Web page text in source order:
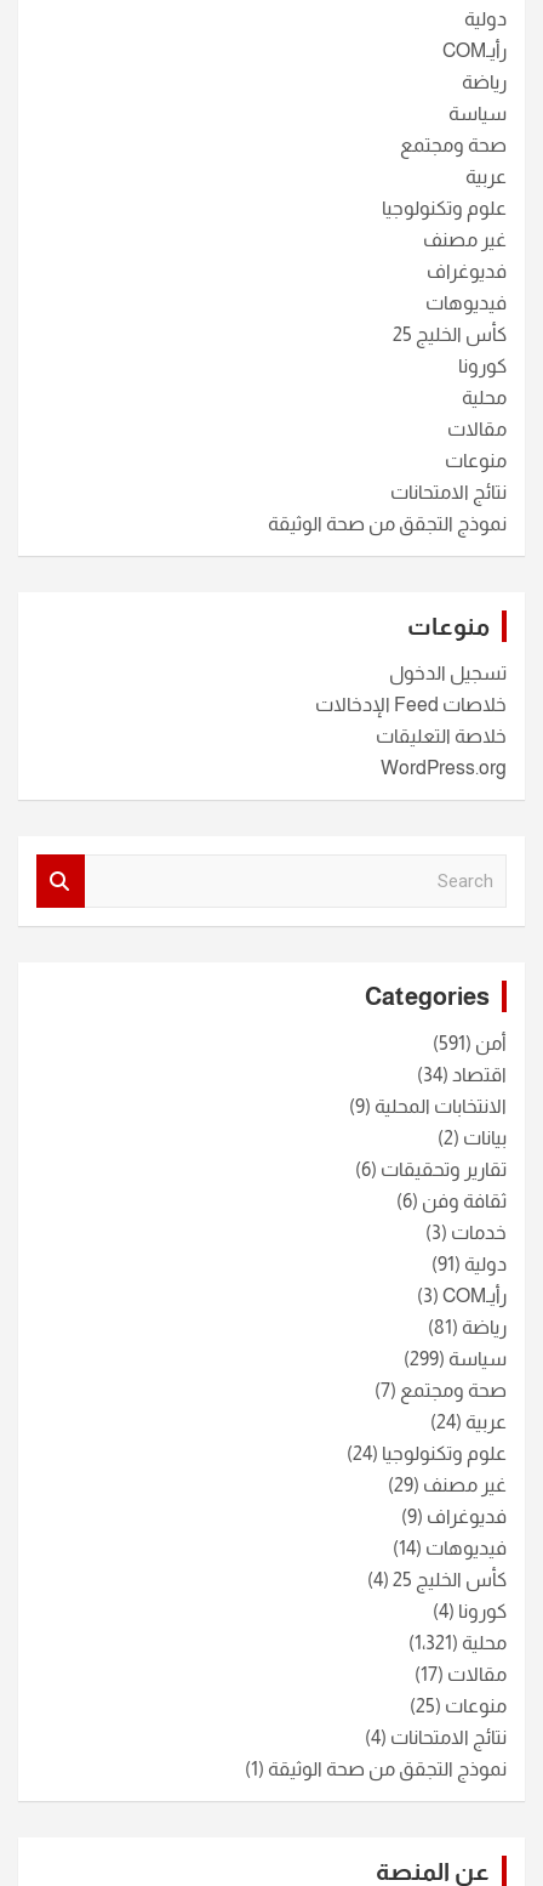
دولية
رأيـCOM
رياضة
سياسة
صحة ومجتمع
عربية
علوم وتكنولوجيا
غير مصنف
فديوغراف
فيديوهات
كأس الخليج 25
كورونا
محلية
مقالات
منوعات
نتائج الامتحانات
نموذج التجقق من صحة الوثيقة
منوعات
تسجيل الدخول
خلاصات Feed الإدخالات
خلاصة التعليقات
WordPress.org
Categories
أمن (591)
اقتصاد (34)
الانتخابات المحلية (9)
بيانات (2)
تقارير وتحقيقات (6)
ثقافة وفن (6)
خدمات (3)
دولية (91)
رأيـCOM
(3)
رياضة (81)
سياسة (299)
صحة ومجتمع (7)
عربية (24)
علوم وتكنولوجيا (24)
غير مصنف (29)
فديوغراف (9)
فيديوهات (14)
كأس الخليج 25
(4)
كورونا (4)
محلية (1٬321)
مقالات (17)
منوعات (25)
نتائج الامتحانات (4)
نموذج التجقق من صحة الوثيقة (1)
عن المنصة